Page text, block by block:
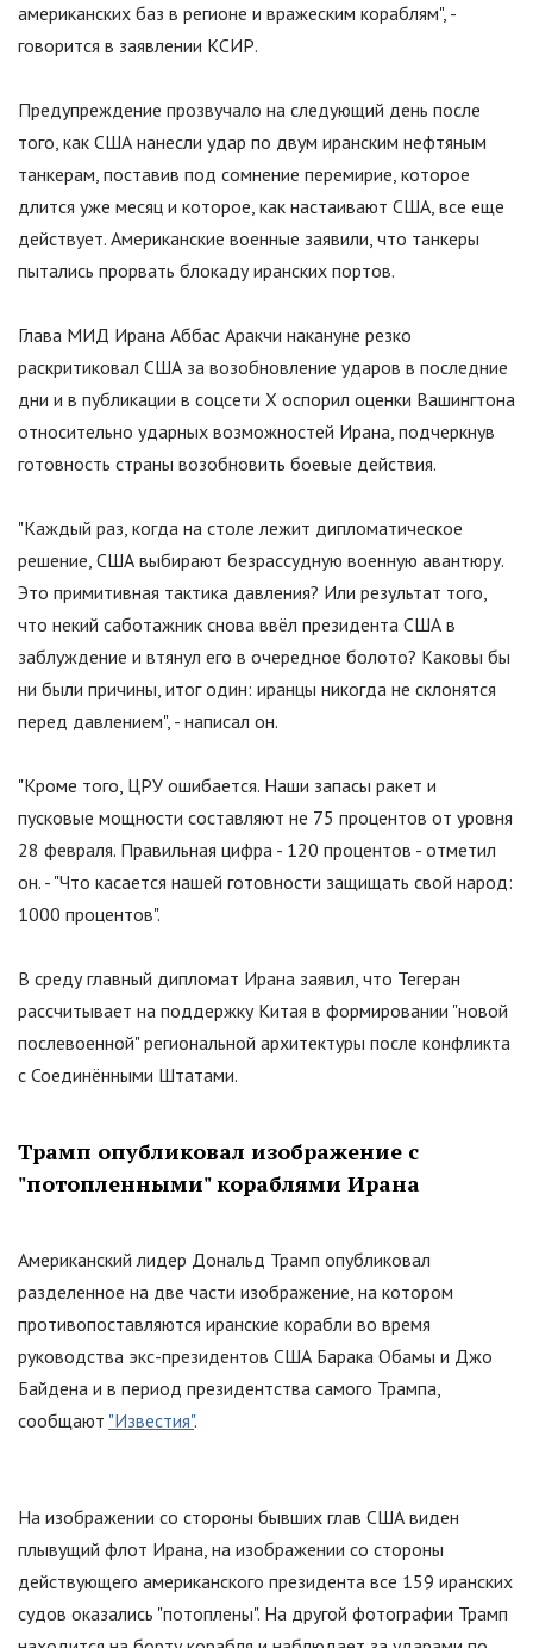
американских баз в регионе и вражеским кораблям", -
говорится в заявлении КСИР.
Предупреждение прозвучало на следующий день после
того, как США нанесли удар по двум иранским нефтяным
танкерам, поставив под сомнение перемирие, которое
длится уже месяц и которое, как настаивают США, все еще
действует. Американские военные заявили, что танкеры
пытались прорвать блокаду иранских портов.
Глава МИД Ирана Аббас Аракчи накануне резко
раскритиковал США за возобновление ударов в последние
дни и в публикации в соцсети X оспорил оценки Вашингтона
относительно ударных возможностей Ирана, подчеркнув
готовность страны возобновить боевые действия.
"Каждый раз, когда на столе лежит дипломатическое
решение, США выбирают безрассудную военную авантюру.
Это примитивная тактика давления? Или результат того,
что некий саботажник снова ввёл президента США в
заблуждение и втянул его в очередное болото? Каковы бы
ни были причины, итог один: иранцы никогда не склонятся
перед давлением", - написал он.
"Кроме того, ЦРУ ошибается. Наши запасы ракет и
пусковые мощности составляют не 75 процентов от уровня
28 февраля. Правильная цифра - 120 процентов - отметил
он. - "Что касается нашей готовности защищать свой народ:
1000 процентов".
В среду главный дипломат Ирана заявил, что Тегеран
рассчитывает на поддержку Китая в формировании "новой
послевоенной" региональной архитектуры после конфликта
с Соединёнными Штатами.
Трамп опубликовал изображение с
"потопленными"кораблями Ирана
Американский лидер Дональд Трамп опубликовал
разделенное на две части изображение, на котором
противопоставляются иранские корабли во время
руководства экс-президентов США Барака Обамы и Джо
Байдена и в период президентства самого Трампа,
сообщают "Известия".
На изображении со стороны бывших глав США виден
плывущий флот Ирана, на изображении со стороны
действующего американского президента все 159 иранских
судов оказались "потоплены". На другой фотографии Трамп